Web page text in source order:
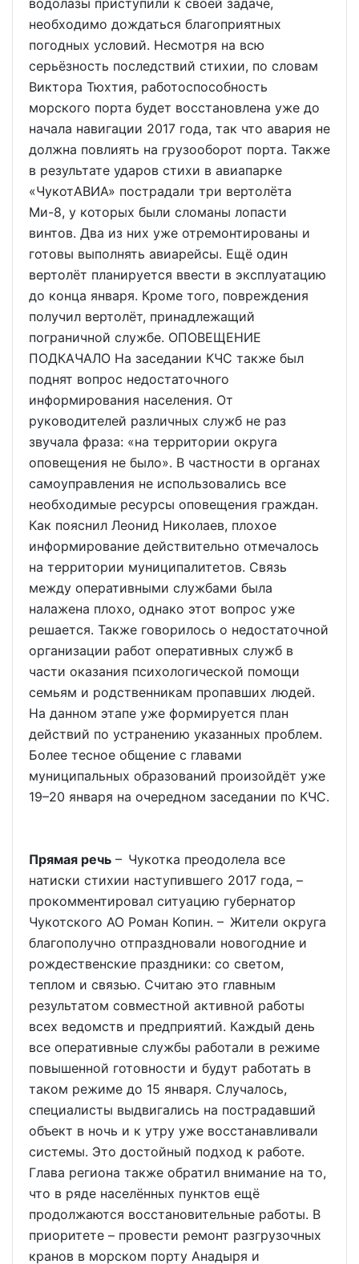
водолазы приступили к своей задаче,
необходимо дождаться благоприятных
погодных условий. Несмотря на всю
серьёзность последствий стихии, по словам
Виктора Тюхтия, работоспособность
морского порта будет восстановлена уже до
начала навигации 2017 года, так что авария не
должна повлиять на грузооборот порта. Также
в результате ударов стихи в авиапарке
«ЧукотАВИА» пострадали три вертолёта
Ми-8, у которых были сломаны лопасти
винтов. Два из них уже отремонтированы и
готовы выполнять авиарейсы. Ещё один
вертолёт планируется ввести в эксплуатацию
до конца января. Кроме того, повреждения
получил вертолёт, принадлежащий
пограничной службе. ОПОВЕЩЕНИЕ
ПОДКАЧАЛО На заседании КЧС также был
поднят вопрос недостаточного
информирования населения. От
руководителей различных служб не раз
звучала фраза: «на территории округа
оповещения не было». В частности в органах
самоуправления не использовались все
необходимые ресурсы оповещения граждан.
Как пояснил Леонид Николаев, плохое
информирование действительно отмечалось
на территории муниципалитетов. Связь
между оперативными службами была
налажена плохо, однако этот вопрос уже
решается. Также говорилось о недостаточной
организации работ оперативных служб в
части оказания психологической помощи
семьям и родственникам пропавших людей.
На данном этапе уже формируется план
действий по устранению указанных проблем.
Более тесное общение с главами
муниципальных образований произойдёт уже
19–20 января на очередном заседании по КЧС.
Прямая речь – Чукотка преодолела все
натиски стихии наступившего 2017 года, –
прокомментировал ситуацию губернатор
Чукотского АО Роман Копин. – Жители округа
благополучно отпраздновали новогодние и
рождественские праздники: со светом,
теплом и связью. Считаю это главным
результатом совместной активной работы
всех ведомств и предприятий. Каждый день
все оперативные службы работали в режиме
повышенной готовности и будут работать в
таком режиме до 15 января. Случалось,
специалисты выдвигались на пострадавший
объект в ночь и к утру уже восстанавливали
системы. Это достойный подход к работе.
Глава региона также обратил внимание на то,
что в ряде населённых пунктов ещё
продолжаются восстановительные работы. В
приоритете – провести ремонт разгрузочных
кранов в морском порту Анадыря и